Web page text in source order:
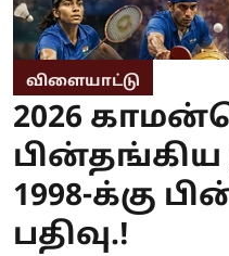
விளையாட்டு
2026
பின்தங்கிய
1998-க்கு
பதிவு.!